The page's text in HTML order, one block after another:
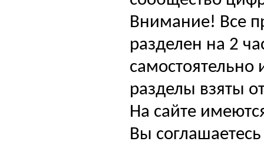
Внимание! Все
разделен на 2
самостоятельно
разделы взяты
На сайте
Вы